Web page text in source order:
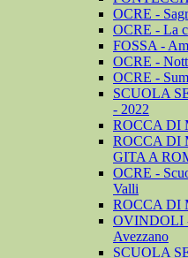
OCRE -
OCRE - La
FOSSA -
OCRE -
OCRE -
SCUOLA
- 2022
ROCCA DI
ROCCA DI
GITA A
OCRE -
Valli
ROCCA DI
OVINDOLI
Avezzano
SCUOLA